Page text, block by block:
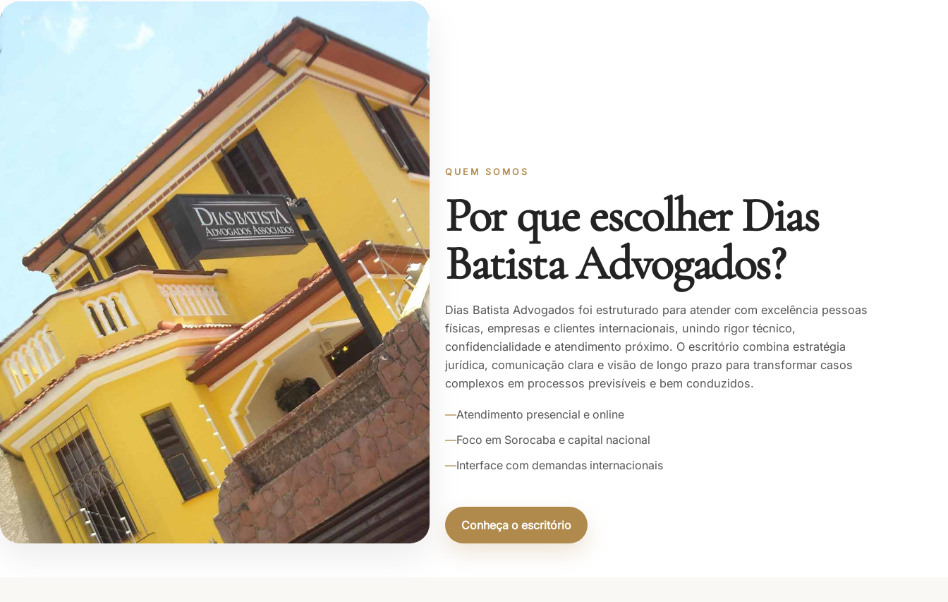
QUEM SOMOS
Por que escolher Dias
Batista Advogados?
Dias Batista Advogados foi estruturado para atender com excelência pessoas
físicas, empresas e clientes internacionais, unindo rigor técnico,
confidencialidade e atendimento próximo. O escritório combina estratégia
jurídica, comunicação clara e visão de longo prazo para transformar casos
complexos em processos previsíveis e bem conduzidos.
Atendimento presencial e online
Foco em Sorocaba e capital nacional
Interface com demandas internacionais
Conheça o escritório